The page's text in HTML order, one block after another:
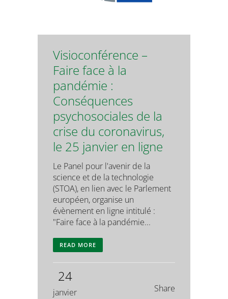
Visioconférence –
Faire face à la
pandémie :
Conséquences
psychosociales de la
crise du coronavirus,
le 25 janvier en ligne
Le Panel pour l'avenir de la
science et de la technologie
(STOA), en lien avec le Parlement
européen, organise un
évènement en ligne intitulé :
"Faire face à la pandémie...
READ MORE
24
janvier Share